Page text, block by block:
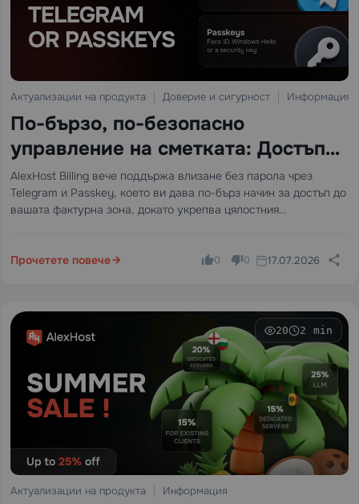
Актуализации на продукта Доверие и сигурност Информация
По-бързо, по-безопасно
управление на сметката: Достъп
без парола пристига в AlexHost
AlexHost Billing вече поддържа влизане без парола чрез
Telegram и Passkey, което ви дава по-бърз начин за достъп до
вашата фактурна зона, докато укрепва цялостния
Прочетете повече
0 0 17.07.2026
20 2 min
Актуализации на продукта Информация